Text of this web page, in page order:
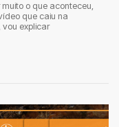
o que aconteceu,
que caiu na
vou explicar